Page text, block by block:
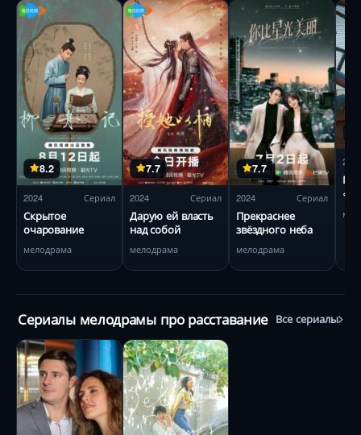
8.2
2024 Сериал
Скрытое
очарование
мелодрама
7.7
2024 Сериал
Дарую ей власть
над собой
мелодрама
7.7
2024 Сериал
Прекраснее
звёздного неба
мелодрама
2025
Сериалы мелодрамы про расставание Все сериалы